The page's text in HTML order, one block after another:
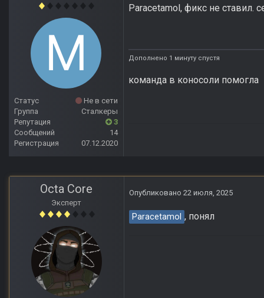
Статус
Не в сети
Группа
Сталкеры
Репутация
3
Сообщений
14
Регистрация
07.12.2020
Paracetamol, фикс не ставил.
Дополнено 1 минуту спустя
команда в коносоли помогла
Octa Core
Эксперт
Опубликовано 22 июля, 2025
Paracetamol , понял